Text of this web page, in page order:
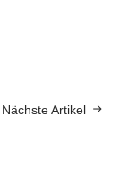
Nächste Artikel